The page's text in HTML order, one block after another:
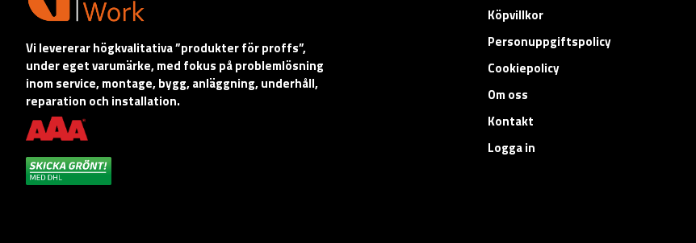
Vi levererar högkvalitativa ”produkter för proffs”,
under eget varumärke, med fokus på problemlösning
inom service, montage, bygg, anläggning, underhåll,
reparation och installation.
Köpvillkor
Personuppgiftspolicy
Cookiepolicy
Om oss
Kontakt
Logga in